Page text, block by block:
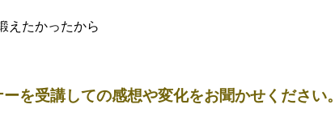
えたかったから
を受講しての感想や変化をお聞かせください。